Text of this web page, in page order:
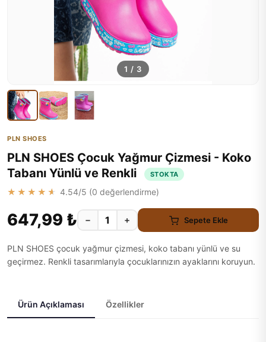
1 / 3
PLN SHOES
PLN SHOES Çocuk Yağmur Çizmesi - Koko
Tabanı Yünlü ve Renkli
STOKTA
★★★★★ 4.54/5 (0 değerlendirme)
647,99 ₺ − + Sepete Ekle
PLN SHOES çocuk yağmur çizmesi, koko tabanı yünlü ve su
geçirmez. Renkli tasarımlarıyla çocuklarınızın ayaklarını koruyun.
Ürün Açıklaması Özellikler